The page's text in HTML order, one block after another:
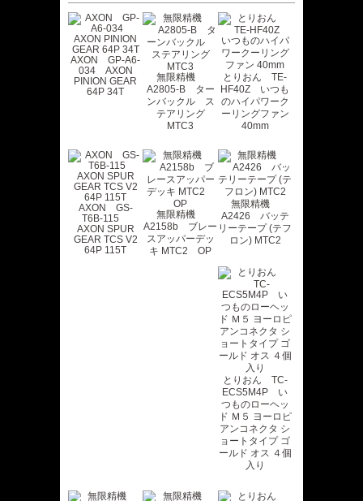
AXON GP-A6-
034 AXON
PINION GEAR
64P 34T
無限精機
A2805-B ター
ンバックル ス
テアリング
MTC3
とりおん TE-
HF40Z いつも
のハイパワーク
ーリングファン
40mm
AXON GS-
T6B-115
AXON SPUR
GEAR TCS V2
64P 115T
無限精機
A2158b ブレー
スアッパーデッ
キ MTC2 OP
無限精機
A2426 バッテ
リーテープ (テフ
ロン) MTC2
とりおん TC-
ECS5M4P い
つものローヘッ
ド Ｍ５ ヨーロピ
アンコネクタ シ
ョートタイプ ゴ
ールド オス ４個
入り